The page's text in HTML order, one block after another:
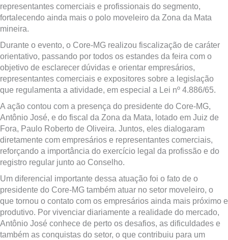
representantes comerciais e profissionais do segmento,
fortalecendo ainda mais o polo moveleiro da Zona da Mata
mineira.
Durante o evento, o Core-MG realizou fiscalização de caráter
orientativo, passando por todos os estandes da feira com o
objetivo de esclarecer dúvidas e orientar empresários,
representantes comerciais e expositores sobre a legislação
que regulamenta a atividade, em especial a Lei nº 4.886/65.
A ação contou com a presença do presidente do Core-MG,
Antônio José, e do fiscal da Zona da Mata, lotado em Juiz de
Fora, Paulo Roberto de Oliveira. Juntos, eles dialogaram
diretamente com empresários e representantes comerciais,
reforçando a importância do exercício legal da profissão e do
registro regular junto ao Conselho.
Um diferencial importante dessa atuação foi o fato de o
presidente do Core-MG também atuar no setor moveleiro, o
que tornou o contato com os empresários ainda mais próximo e
produtivo. Por vivenciar diariamente a realidade do mercado,
Antônio José conhece de perto os desafios, as dificuldades e
também as conquistas do setor, o que contribuiu para um